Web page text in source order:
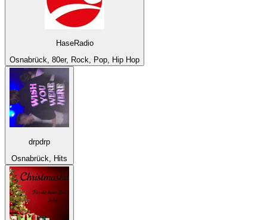
HaseRadio
Osnabrück, 80er, Rock, Pop, Hip Hop
drpdrp
Osnabrück, Hits